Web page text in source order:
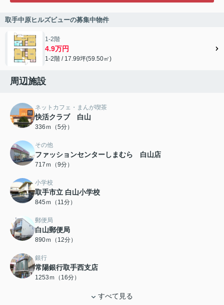
取手中原ヒルズビューの募集中物件
1-2階
4.9万円
1-2階 / 17.99坪(59.50㎡)
周辺施設
ネットカフェ・まんが喫茶
快活クラブ 白山
336ｍ（5分）
その他
ファッションセンターしまむら 白山店
717ｍ（9分）
小学校
取手市立 白山小学校
845ｍ（11分）
郵便局
白山郵便局
890ｍ（12分）
銀行
常陽銀行取手西支店
1253ｍ（16分）
すべて見る